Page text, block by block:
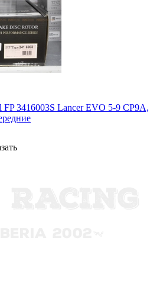
3416003S Lancer EVO 5-9 CP9A,